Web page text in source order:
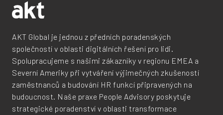
AKT Global je jednou z předních poradenských
společností v oblasti digitálních řešení pro lidi.
Spolupracujeme s našimi zákazníky v regionu EMEA a
Severní Ameriky při vytváření výjimečných zkušeností
zaměstnanců a budování HR funkcí připravených na
budoucnost. Naše praxe People Advisory poskytuje
strategické poradenství v oblasti transformace